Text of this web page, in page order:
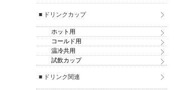
■ ドリンクカップ
ホット用
コールド用
温冷共用
試飲カップ
■ ドリンク関連